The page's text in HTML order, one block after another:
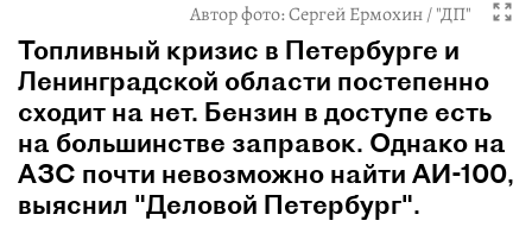
Автор фото:Сергей Ермохин / "ДП"
Топливный кризис в Петербурге и
Ленинградской области постепенно
сходит на нет. Бензин в доступе есть
на большинстве заправок. Однако на
АЗС почти невозможно найти АИ-100,
выяснил "Деловой Петербург".